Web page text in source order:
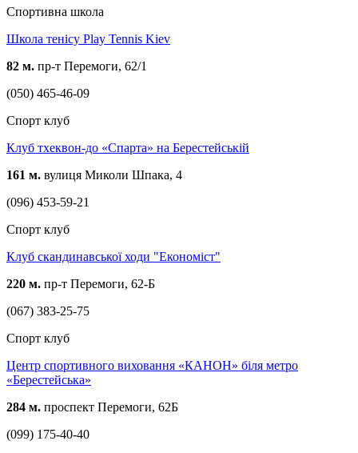
Спортивна школа
Школа тенісу Play Tennis Kiev
82 м. пр-т Перемоги, 62/1
(050) 465-46-09
Спорт клуб
Клуб тхеквон-до «Спарта» на Берестейській
161 м. вулиця Миколи Шпака, 4
(096) 453-59-21
Спорт клуб
Клуб скандинавської ходи "Економіст"
220 м. пр-т Перемоги, 62-Б
(067) 383-25-75
Спорт клуб
Центр спортивного виховання «КАНОН» біля метро
«Берестейська»
284 м. проспект Перемоги, 62Б
(099) 175-40-40